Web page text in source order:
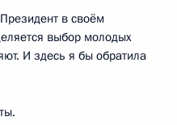
экологической
в своём
выбор молодых
И здесь я бы обратила